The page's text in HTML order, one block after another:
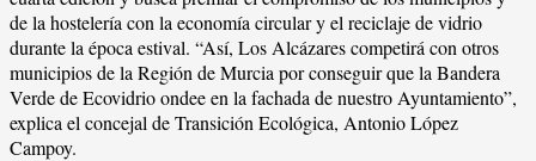
de la hostelería con la economía circular y el reciclaje de vidrio
durante la época estival. “Así, Los Alcázares competirá con otros
municipios de la Región de Murcia por conseguir que la Bandera
Verde de Ecovidrio ondee en la fachada de nuestro Ayuntamiento”,
explica el concejal de Transición Ecológica, Antonio López
Campoy.